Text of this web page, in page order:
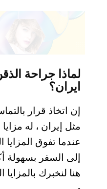
لماذا جراحة
ايران؟
إن اتخاذ قرار
مثل إيران ، له
عندما تفوق المزايا
إلى السفر بسهولة
هنا لنخبرك